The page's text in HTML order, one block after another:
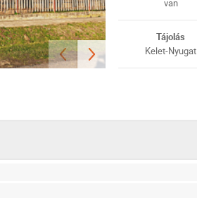
van
Tájolás
Kelet-Nyugat